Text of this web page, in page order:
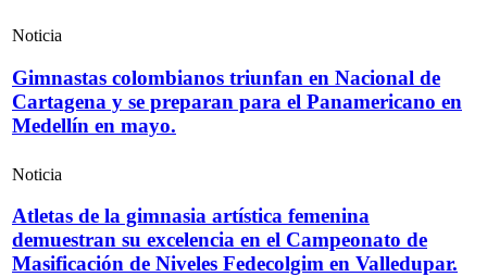
Noticia
Gimnastas colombianos triunfan en Nacional de
Cartagena y se preparan para el Panamericano en
Medellín en mayo.
Noticia
Atletas de la gimnasia artística femenina
demuestran su excelencia en el Campeonato de
Masificación de Niveles Fedecolgim en Valledupar.